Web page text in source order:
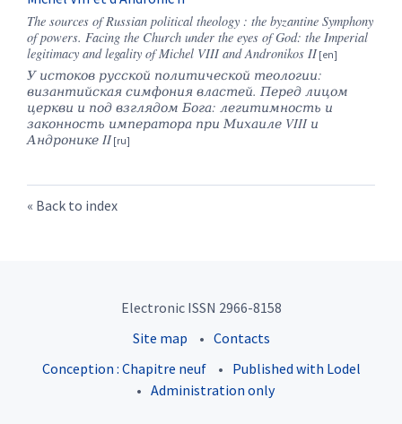
The sources of Russian political theology : the byzantine Symphony
of powers. Facing the Church under the eyes of God: the Imperial
legitimacy and legality of Michel VIII and Andronikos II
У истоков русской политической теологии:
византийская симфония властей. Перед лицом
церкви и под взглядом Бога: легитимность и
законность императора при Михаиле VIII и
Андронике II
Back to index
Electronic ISSN 2966-8158
Site map
Contacts
Conception : Chapitre neuf
Published with Lodel
Administration only